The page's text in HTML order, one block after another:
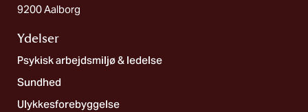
9200 Aalborg
Ydelser
Psykisk arbejdsmiljø & ledelse
Sundhed
Ulykkesforebyggelse